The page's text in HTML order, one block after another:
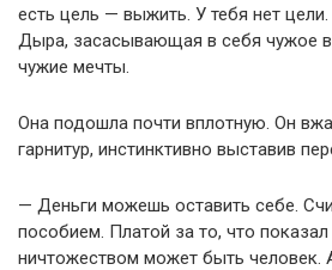
есть цель — выжить. У тебя нет
Дыра, засасывающая в себя чужое
чужие мечты.
Она подошла почти вплотную. Он
гарнитур, инстинктивно выставив
— Деньги можешь оставить себе.
пособием. Платой за то, что
ничтожеством может быть человек.